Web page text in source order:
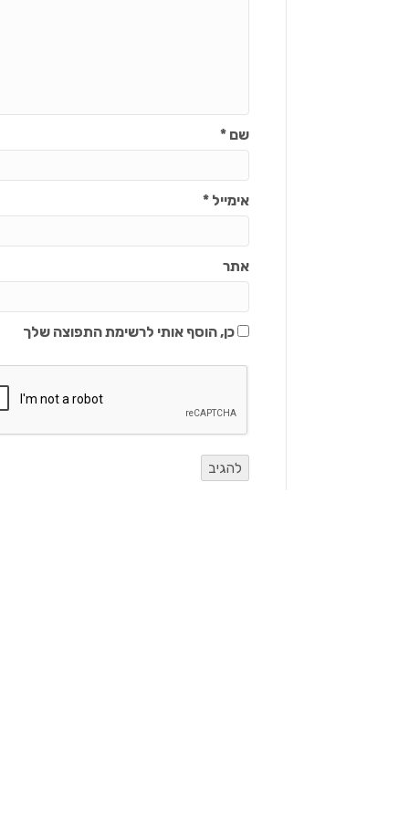
שם*
אימייל*
אתר
כן, הוסף אותי לרשימת התפוצה שלך